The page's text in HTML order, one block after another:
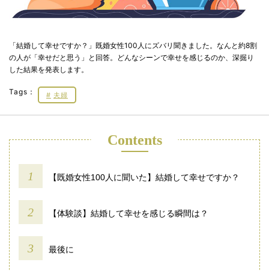
「結婚して幸せですか？」既婚女性100人にズバリ聞きました。なんと約8割
の人が「幸せだと思う」と回答。どんなシーンで幸せを感じるのか、深掘り
した結果を発表します。
Tags： 夫婦
Contents
【既婚女性100人に聞いた】結婚して幸せですか？
【体験談】結婚して幸せを感じる瞬間は？
最後に